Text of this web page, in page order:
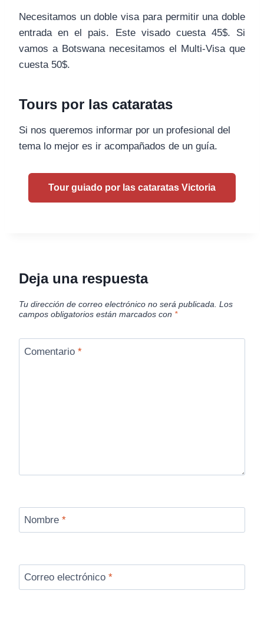
Necesitamos un doble visa para permitir una doble
entrada en el pais. Este visado cuesta 45$. Si
vamos a Botswana necesitamos el Multi-Visa que
cuesta 50$.
Tours por las cataratas
Si nos queremos informar por un profesional del
tema lo mejor es ir acompañados de un guía.
Tour guiado por las cataratas Victoria
Deja una respuesta
Tu dirección de correo electrónico no será publicada. Los
campos obligatorios están marcados con *
Comentario *
Nombre *
Correo electrónico *